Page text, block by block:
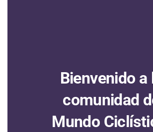
Bienvenido a
comunidad
Mundo